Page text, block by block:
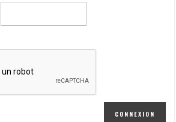
CONNEXION